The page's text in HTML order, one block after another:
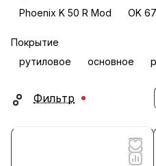
Phoenix K 50 R Mod
OK
Покрытие
рутиловое
основное
Фильтр